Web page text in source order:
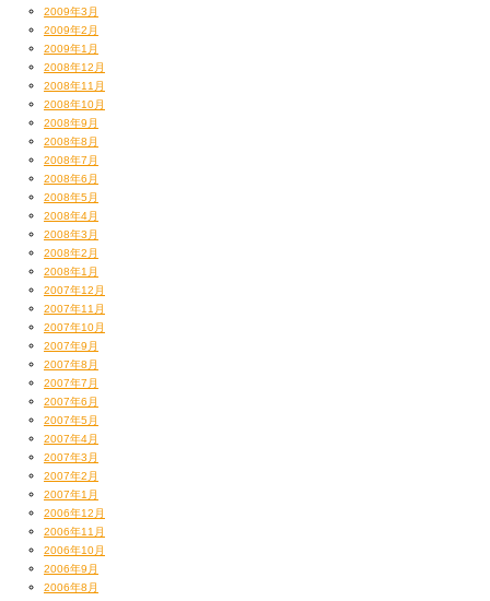
2009年3月
2009年2月
2009年1月
2008年12月
2008年11月
2008年10月
2008年9月
2008年8月
2008年7月
2008年6月
2008年5月
2008年4月
2008年3月
2008年2月
2008年1月
2007年12月
2007年11月
2007年10月
2007年9月
2007年8月
2007年7月
2007年6月
2007年5月
2007年4月
2007年3月
2007年2月
2007年1月
2006年12月
2006年11月
2006年10月
2006年9月
2006年8月